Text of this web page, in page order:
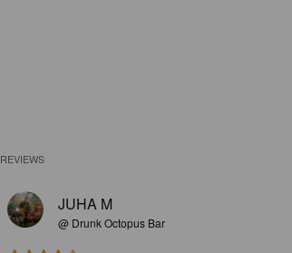
REVIEWS
JUHA M
@ Drunk Octopus Bar